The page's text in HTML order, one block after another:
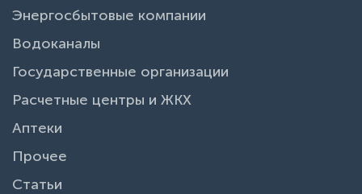
Энергосбытовые компании
Водоканалы
Государственные организации
Расчетные центры и ЖКХ
Аптеки
Прочее
Статьи